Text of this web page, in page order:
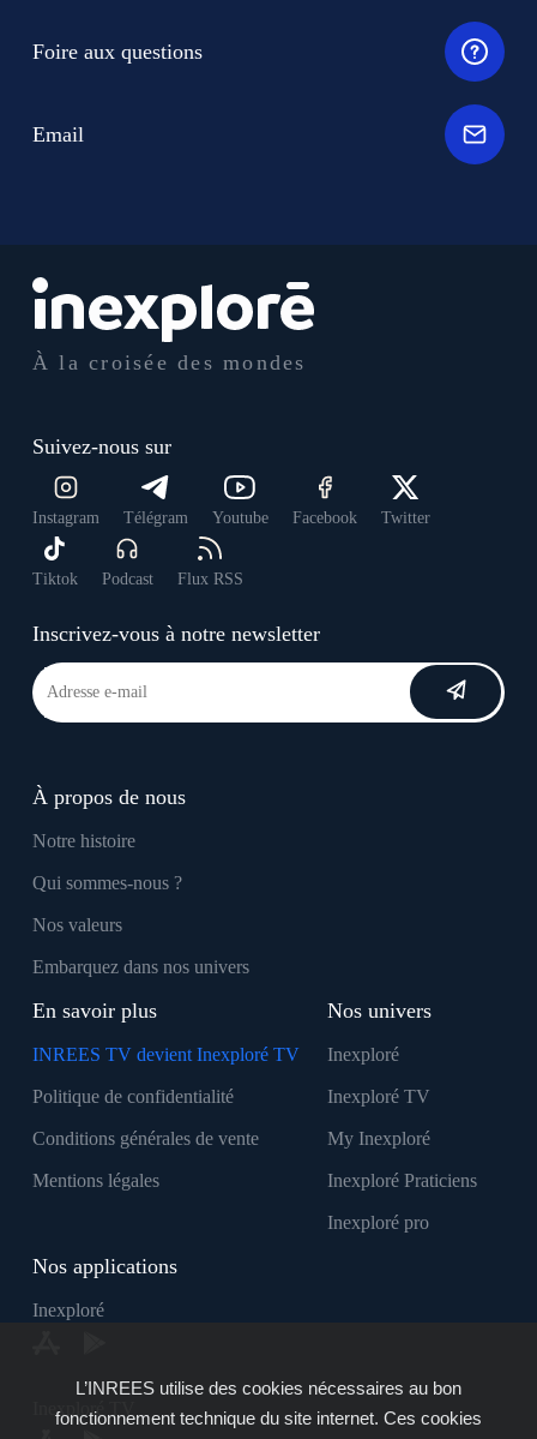
À la croisée des mondes
Suivez-nous sur
Instagram Télégram Youtube Facebook Twitter
Tiktok Podcast Flux RSS
Inscrivez-vous à notre newsletter
À propos de nous
Notre histoire
Qui sommes-nous ?
Nos valeurs
Embarquez dans nos univers
En savoir plus
INREES TV devient Inexploré TV
Politique de confidentialité
Conditions générales de vente
Mentions légales
Nos univers
Inexploré
Inexploré TV
My Inexploré
Inexploré Praticiens
Inexploré pro
Nos applications
Inexploré
Inexploré TV
Foire aux questions
Email
L’INREES utilise des cookies nécessaires au bon
fonctionnement technique du site internet. Ces cookies